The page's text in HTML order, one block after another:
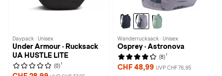
Daypack · Unisex
Under Armour · Rucksack
UA HUSTLE LITE
(0) 1
Wanderrucksack · Unisex
Osprey · Astronova
(8) 1
CHF 48,99 UVP CHF 76,95